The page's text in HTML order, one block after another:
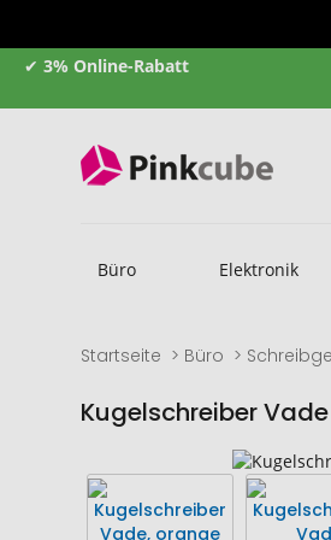
✔ 3% Online-Rabatt
Büro Elektronik
Startseite Büro
Kugelschreiber Vade
Ende
der
Bildgalerie
Anfang
der
Bildgalerie